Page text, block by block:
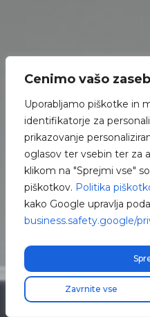
Cenimo vašo
Uporabljamo piškotke in
identifikatorje za
prikazovanje
oglasov ter vsebin ter za
klikom na "Sprejmi vse"
piškotkov. Politika
kako Google upravlja
business.safety.google/
Zavrnite vse